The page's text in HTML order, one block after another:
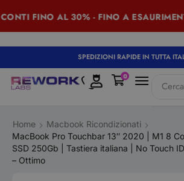
FINO AL 30% - FINO A ESAURIMENTO
SPEDIZIONI RAPIDE IN TUTTA
Cerca
0
Home
Macbook Ricondizionati
MacBook Pro Touchbar 13″ 2020 | M1 8
SSD 250Gb | Tastiera italiana | No Touch
– Ottimo